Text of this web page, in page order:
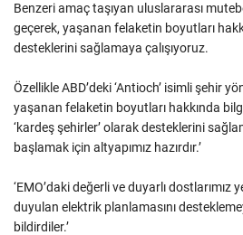
Benzeri amaç taşıyan uluslararası
geçerek, yaşanan felaketin boyutları
desteklerini sağlamaya çalışıyoruz.
Özellikle ABD’deki ‘Antioch’ isimli şehir
yaşanan felaketin boyutları hakkında
‘kardeş şehirler’ olarak desteklerini
başlamak için altyapımız hazırdır.’
‘EMO’daki değerli ve duyarlı dostlarımız
duyulan elektrik planlamasını
bildirdiler.’